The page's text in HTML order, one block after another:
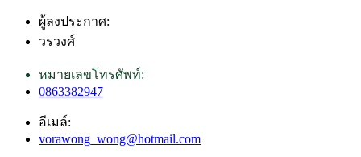
ผู้ลงประกาศ:
วรวงศ์
หมายเลขโทรศัพท์:
0863382947
อีเมล์:
vorawong_wong@hotmail.com